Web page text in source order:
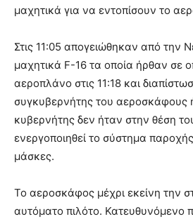
μαχητικά για να εντοπίσουν το
Στις 11:05 απογειώθηκαν από την
μαχητικά F-16 τα οποία ήρθαν σε
αεροπλάνο στις 11:18 και
συγκυβερνήτης του αεροσκάφους
κυβερνήτης δεν ήταν στην θέση
ενεργοποιηθεί το σύστημα
μάσκες.
Το αεροσκάφος μέχρι εκείνη την
αυτόματο πιλότο. Κατευθυνόμενο